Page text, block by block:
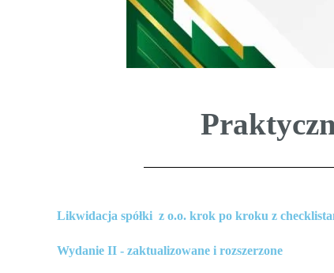
Likwidacja spółki z o.o. krok po kroku z
Wydanie II - zaktualizowane i rozszerzone